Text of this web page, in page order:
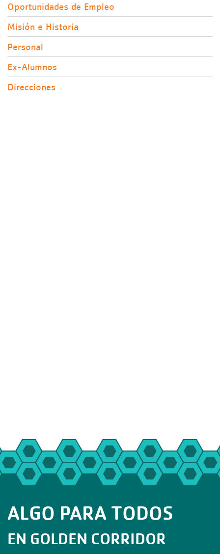
Oportunidades de Empleo
Misión e Historia
Personal
Ex-Alumnos
Direcciones
ALGO PARA TODOS
EN GOLDEN CORRIDOR